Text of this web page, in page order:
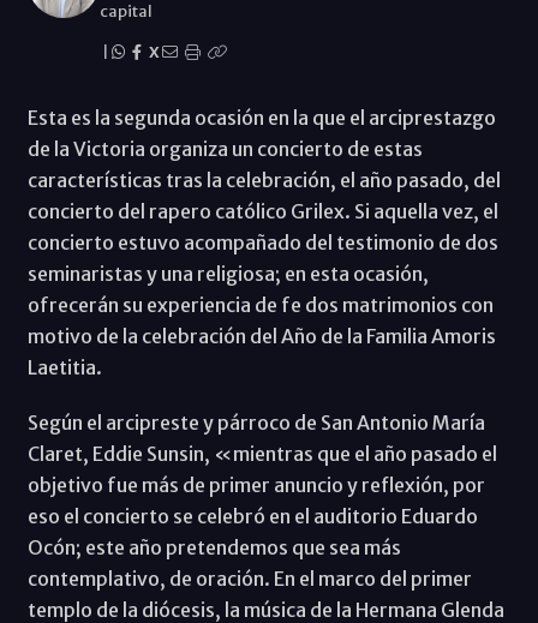
capital
X
Esta es la segunda ocasión en la que el arciprestazgo
de la Victoria organiza un concierto de estas
características tras la celebración, el año pasado, del
concierto del rapero católico Grilex. Si aquella vez, el
concierto estuvo acompañado del testimonio de dos
seminaristas y una religiosa; en esta ocasión,
ofrecerán su experiencia de fe dos matrimonios con
motivo de la celebración del Año de la Familia Amoris
Laetitia.
Según el arcipreste y párroco de San Antonio María
Claret, Eddie Sunsin, «mientras que el año pasado el
objetivo fue más de primer anuncio y reflexión, por
eso el concierto se celebró en el auditorio Eduardo
Ocón; este año pretendemos que sea más
contemplativo, de oración. En el marco del primer
templo de la diócesis, la música de la Hermana Glenda